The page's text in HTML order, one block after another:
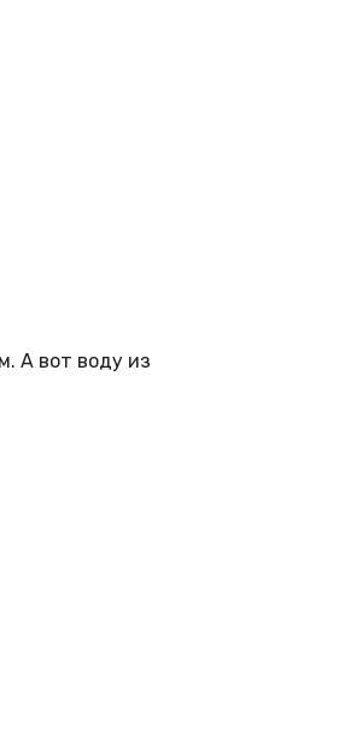
А вот воду из